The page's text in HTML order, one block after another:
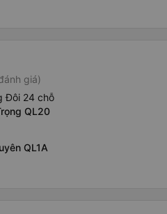
giá)
Đôi 24 chỗ
QL20
QL1A